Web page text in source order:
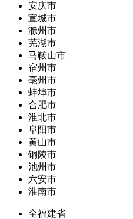
安庆市
宣城市
滁州市
芜湖市
马鞍山市
宿州市
亳州市
蚌埠市
合肥市
淮北市
阜阳市
黄山市
铜陵市
池州市
六安市
淮南市
全福建省